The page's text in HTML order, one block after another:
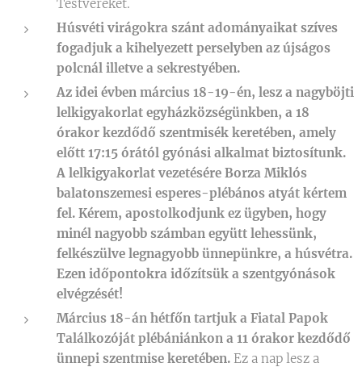
Testvéreket.
Húsvéti virágokra szánt adományaikat szíves
fogadjuk a kihelyezett perselyben az újságos
polcnál illetve a sekrestyében.
Az idei évben március 18-19-én, lesz a nagyböjti
lelkigyakorlat egyházközségünkben, a 18
órakor kezdődő szentmisék keretében, amely
előtt 17:15 órától gyónási alkalmat biztosítunk.
A lelkigyakorlat vezetésére Borza Miklós
balatonszemesi esperes-plébános atyát kértem
fel. Kérem, apostolkodjunk ez ügyben, hogy
minél nagyobb számban együtt lehessünk,
felkészülve legnagyobb ünnepünkre, a húsvétra.
Ezen időpontokra időzítsük a szentgyónások
elvégzését!
Március 18-án hétfőn tartjuk a Fiatal Papok
Találkozóját plébániánkon a 11 órakor kezdődő
ünnepi szentmise keretében. Ez a nap lesz a